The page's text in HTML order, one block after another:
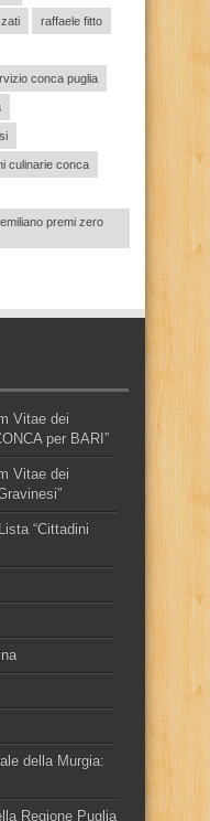
raffaele fitto
conca puglia
culinarie conca
premi zero
Vitae dei
per BARI”
Vitae dei
“Cittadini
della Murgia:
Regione Puglia